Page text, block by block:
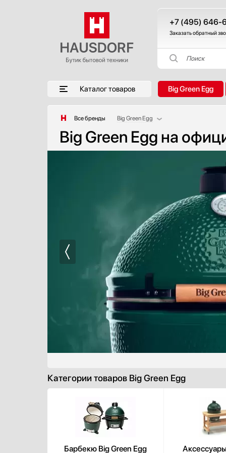
+7 (495) 646-
Заказать обратный
Поиск
Каталог товаров Big Green Egg
Все бренды Big Green Egg
AEG
Afidano
Blue Ice Professional
Bone Crusher
BORA
BORK
Bosch
Bugatti
Cavanova
CellarPrivate
Cold Vine
DeLonghi
Dometic
Faber
Big Green Egg на
Категории товаров Big Green Egg
Барбекю Big Green Egg